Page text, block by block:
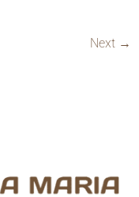
Next →